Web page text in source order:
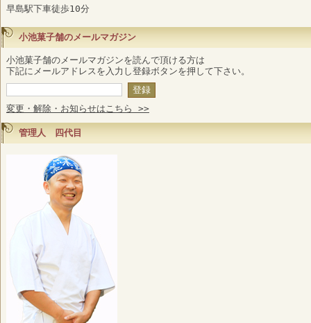
早島駅下車徒歩10分
小池菓子舗のメールマガジン
小池菓子舗のメールマガジンを読んで頂ける方は
下記にメールアドレスを入力し登録ボタンを押して下さい。
変更・解除・お知らせはこちら >>
管理人 四代目